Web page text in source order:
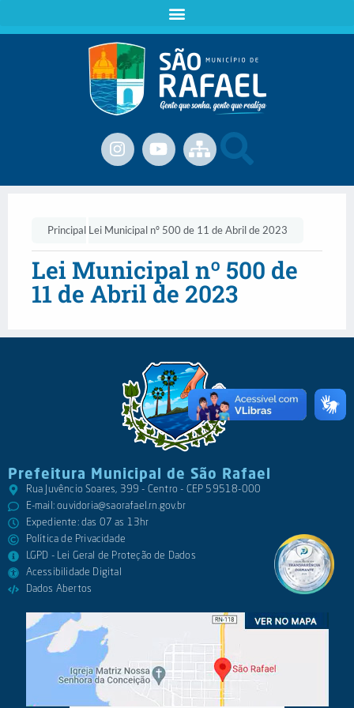
Principal Lei Municipal nº 500 de 11 de Abril de 2023
Lei Municipal nº 500 de
11 de Abril de 2023
Prefeitura Municipal de São Rafael
Rua Juvêncio Soares, 399 - Centro - CEP 59518-000
E-mail:ouvidoria@saorafael.rn.gov.br
Expediente: das 07 as 13hr
Política de Privacidade
LGPD - Lei Geral de Proteção de Dados
Acessibilidade Digital
Dados Abertos